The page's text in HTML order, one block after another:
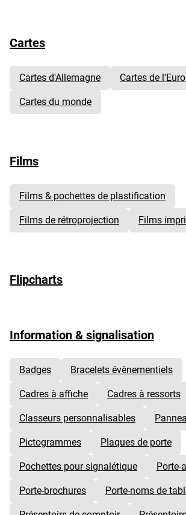
Cartes
Cartes d'Allemagne Cartes de
Cartes du monde
Films
Films & pochettes de plastification
Films de rétroprojection Films
Flipcharts
Information & signalisation
Badges Bracelets évènementiels
Cadres à affiche Cadres à ressorts
Classeurs personnalisables
Pictogrammes Plaques de porte
Pochettes pour signalétique Porte-
Porte-brochures Porte-noms de